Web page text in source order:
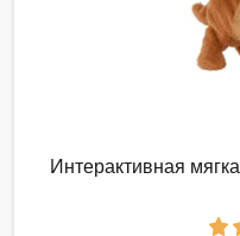
Интерактивная